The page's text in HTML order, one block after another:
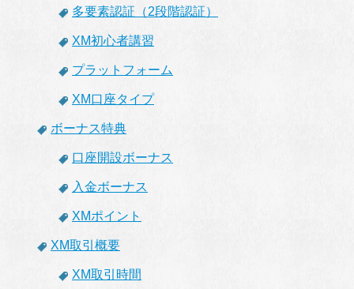
多要素認証（2段階認証）
XM初心者講習
プラットフォーム
XM口座タイプ
ボーナス特典
口座開設ボーナス
入金ボーナス
XMポイント
XM取引概要
XM取引時間